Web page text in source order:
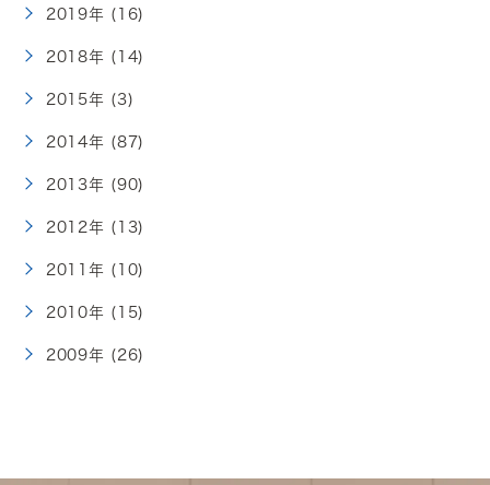
2019年 (16)
2018年 (14)
2015年 (3)
2014年 (87)
2013年 (90)
2012年 (13)
2011年 (10)
2010年 (15)
2009年 (26)